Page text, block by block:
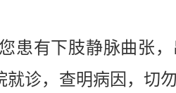
患有下肢静脉曲张，
就诊，查明病因，切